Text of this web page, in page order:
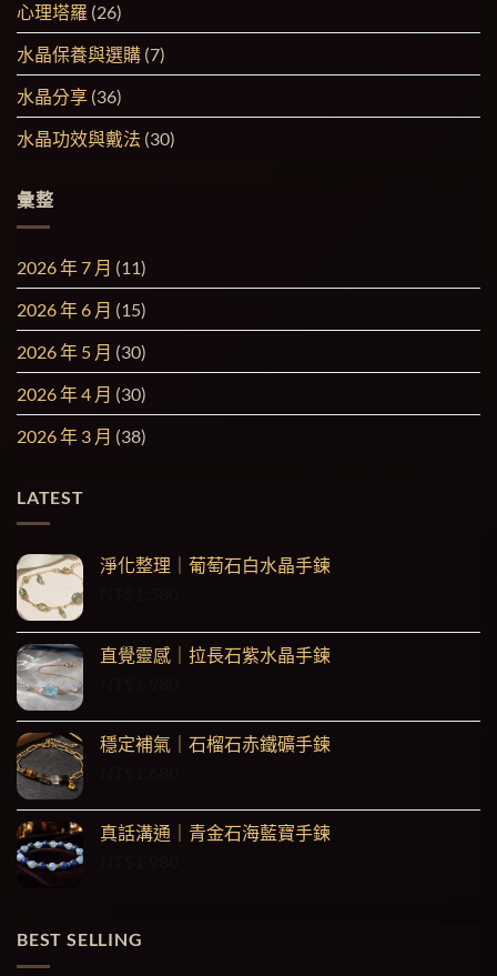
心理塔羅 (26)
水晶保養與選購 (7)
水晶分享 (36)
水晶功效與戴法 (30)
彙整
2026 年 7 月 (11)
2026 年 6 月 (15)
2026 年 5 月 (30)
2026 年 4 月 (30)
2026 年 3 月 (38)
LATEST
淨化整理｜葡萄石白水晶手鍊
直覺靈感｜拉長石紫水晶手鍊
穩定補氣｜石榴石赤鐵礦手鍊
真話溝通｜青金石海藍寶手鍊
BEST SELLING